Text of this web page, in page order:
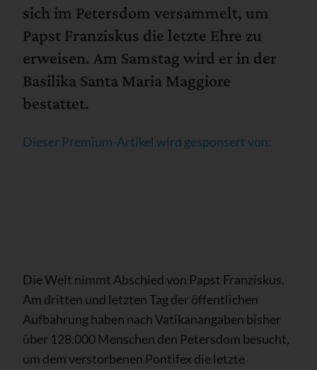
sich im Petersdom versammelt, um
Papst Franziskus die letzte Ehre zu
erweisen. Am Samstag wird er in der
Basilika Santa Maria Maggiore
bestattet.
Dieser Premium-Artikel wird gesponsert von:
Die Welt nimmt Abschied von Papst Franziskus.
Am dritten und letzten Tag der öffentlichen
Aufbahrung haben nach Vatikanangaben bisher
über 128.000 Menschen den Petersdom besucht,
um dem verstorbenen Pontifex die letzte